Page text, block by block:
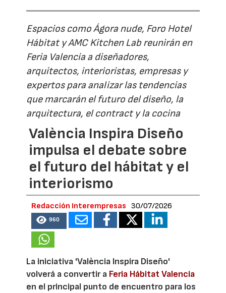
Espacios como Ágora nude, Foro Hotel
Hábitat y AMC Kitchen Lab reunirán en
Feria Valencia a diseñadores,
arquitectos, interioristas, empresas y
expertos para analizar las tendencias
que marcarán el futuro del diseño, la
arquitectura, el contract y la cocina
València Inspira Diseño
impulsa el debate sobre
el futuro del hábitat y el
interiorismo
Redacción Interempresas 30/07/2026
960
La iniciativa 'València Inspira Diseño'
volverá a convertir a Feria Hábitat Valencia
en el principal punto de encuentro para los